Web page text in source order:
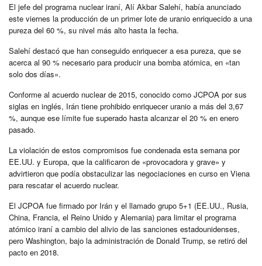
El jefe del programa nuclear iraní, Alí Akbar Salehí, había anunciado
este viernes la producción de un primer lote de uranio enriquecido a una
pureza del 60 %, su nivel más alto hasta la fecha.
Salehí destacó que han conseguido enriquecer a esa pureza, que se
acerca al 90 % necesario para producir una bomba atómica, en «tan
solo dos días».
Conforme al acuerdo nuclear de 2015, conocido como JCPOA por sus
siglas en inglés, Irán tiene prohibido enriquecer uranio a más del 3,67
%, aunque ese límite fue superado hasta alcanzar el 20 % en enero
pasado.
La violación de estos compromisos fue condenada esta semana por
EE.UU. y Europa, que la calificaron de «provocadora y grave» y
advirtieron que podía obstaculizar las negociaciones en curso en Viena
para rescatar el acuerdo nuclear.
El JCPOA fue firmado por Irán y el llamado grupo 5+1 (EE.UU., Rusia,
China, Francia, el Reino Unido y Alemania) para limitar el programa
atómico iraní a cambio del alivio de las sanciones estadounidenses,
pero Washington, bajo la administración de Donald Trump, se retiró del
pacto en 2018.